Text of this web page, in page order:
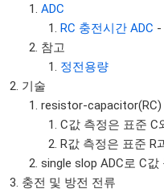
투고기술
| 대표 : 김명기 | 사업자번호
전화 : 031-8065-5299 | 주
로 13, B동(complex동) 1213
COPYRIGHT (C) 투고기술 ALL
투고기술 위키 저작권
ADC
RC 충전시간 ADC -
참고
정전용량
기술
resistor-capacitor(RC)
C값 측정은 표준 C
R값 측정은 표준 R
single slop ADC로 C값
충전 및 방전 전류